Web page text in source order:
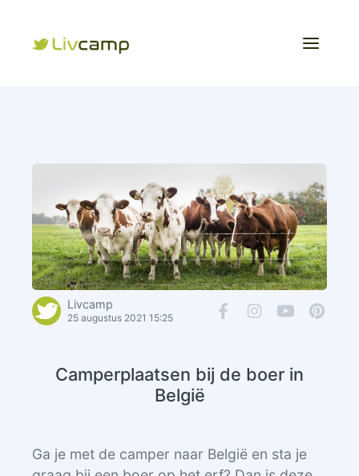
Livcamp
25 augustus 2021 15:25
Camperplaatsen bij de boer in
België
Ga je met de camper naar België en sta je